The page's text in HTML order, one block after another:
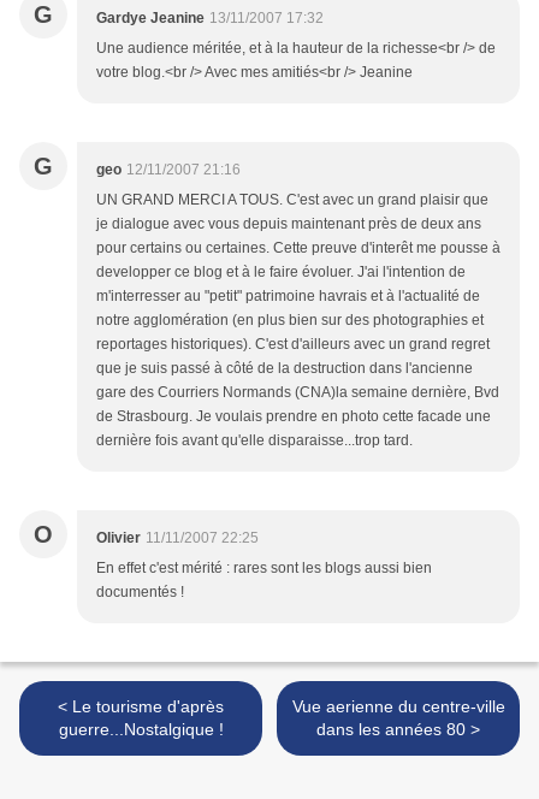
G Gardye Jeanine 13/11/2007 17:32
Une audience méritée, et à la hauteur de la richesse<br /> de
votre blog.<br /> Avec mes amitiés<br /> Jeanine
G geo 12/11/2007 21:16
UN GRAND MERCI A TOUS. C'est avec un grand plaisir que
je dialogue avec vous depuis maintenant près de deux ans
pour certains ou certaines. Cette preuve d'interêt me pousse à
developper ce blog et à le faire évoluer. J'ai l'intention de
m'interresser au "petit" patrimoine havrais et à l'actualité de
notre agglomération (en plus bien sur des photographies et
reportages historiques). C'est d'ailleurs avec un grand regret
que je suis passé à côté de la destruction dans l'ancienne
gare des Courriers Normands (CNA)la semaine dernière, Bvd
de Strasbourg. Je voulais prendre en photo cette facade une
dernière fois avant qu'elle disparaisse...trop tard.
O Olivier 11/11/2007 22:25
En effet c'est mérité : rares sont les blogs aussi bien
documentés !
< Le tourisme d'après
guerre...Nostalgique !
Vue aerienne du centre-ville
dans les années 80 >